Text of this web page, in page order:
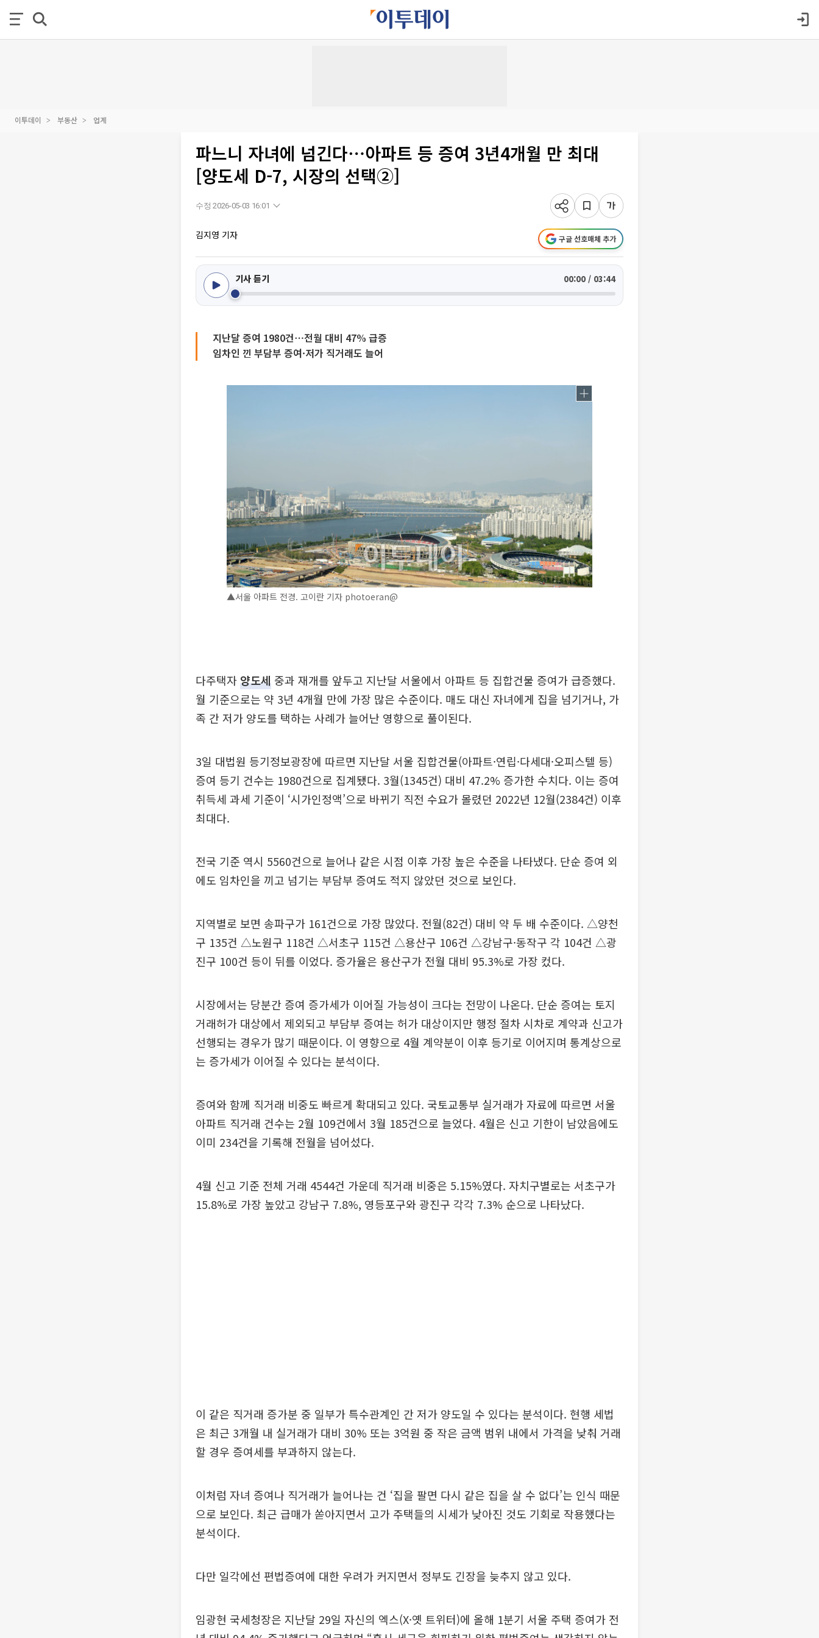
이투데이 부동산 업계
파느니 자녀에 넘긴다⋯아파트 등 증여 3년4개월 만 최대
[양도세 D-7, 시장의 선택②]
수정 2026-05-03 16:01
김지영 기자 구글 선호매체 추가
기사 듣기 00:00 / 03:44
지난달 증여 1980건⋯전월 대비 47% 급증
임차인 낀 부담부 증여·저가 직거래도 늘어
▲서울 아파트 전경. 고이란 기자 photoeran@
다주택자양도세 중과 재개를 앞두고 지난달 서울에서 아파트 등 집합건물 증여가 급증했다.
월 기준으로는 약 3년 4개월 만에 가장 많은 수준이다. 매도 대신 자녀에게 집을 넘기거나, 가
족 간 저가 양도를 택하는 사례가 늘어난 영향으로 풀이된다.
3일 대법원 등기정보광장에 따르면 지난달 서울 집합건물(아파트·연립·다세대·오피스텔 등)
증여 등기 건수는 1980건으로 집계됐다. 3월(1345건) 대비 47.2% 증가한 수치다. 이는 증여
취득세 과세 기준이 ‘시가인정액’으로 바뀌기 직전 수요가 몰렸던 2022년 12월(2384건) 이후
최대다.
전국 기준 역시 5560건으로 늘어나 같은 시점 이후 가장 높은 수준을 나타냈다. 단순 증여 외
에도 임차인을 끼고 넘기는 부담부 증여도 적지 않았던 것으로 보인다.
지역별로 보면 송파구가 161건으로 가장 많았다. 전월(82건) 대비 약 두 배 수준이다. △양천
구 135건 △노원구 118건 △서초구 115건 △용산구 106건 △강남구·동작구 각 104건 △광
진구 100건 등이 뒤를 이었다. 증가율은 용산구가 전월 대비 95.3%로 가장 컸다.
시장에서는 당분간 증여 증가세가 이어질 가능성이 크다는 전망이 나온다. 단순 증여는 토지
거래허가 대상에서 제외되고 부담부 증여는 허가 대상이지만 행정 절차 시차로 계약과 신고가
선행되는 경우가 많기 때문이다. 이 영향으로 4월 계약분이 이후 등기로 이어지며 통계상으로
는 증가세가 이어질 수 있다는 분석이다.
증여와 함께 직거래 비중도 빠르게 확대되고 있다. 국토교통부 실거래가 자료에 따르면 서울
아파트 직거래 건수는 2월 109건에서 3월 185건으로 늘었다. 4월은 신고 기한이 남았음에도
이미 234건을 기록해 전월을 넘어섰다.
4월 신고 기준 전체 거래 4544건 가운데 직거래 비중은 5.15%였다. 자치구별로는 서초구가
15.8%로 가장 높았고 강남구 7.8%, 영등포구와 광진구 각각 7.3% 순으로 나타났다.
이 같은 직거래 증가분 중 일부가 특수관계인 간 저가 양도일 수 있다는 분석이다. 현행 세법
은 최근 3개월 내 실거래가 대비 30% 또는 3억원 중 작은 금액 범위 내에서 가격을 낮춰 거래
할 경우 증여세를 부과하지 않는다.
이처럼 자녀 증여나 직거래가 늘어나는 건 ‘집을 팔면 다시 같은 집을 살 수 없다’는 인식 때문
으로 보인다. 최근 급매가 쏟아지면서 고가 주택들의 시세가 낮아진 것도 기회로 작용했다는
분석이다.
다만 일각에선 편법증여에 대한 우려가 커지면서 정부도 긴장을 늦추지 않고 있다.
임광현 국세청장은 지난달 29일 자신의 엑스(X·옛 트위터)에 올해 1분기 서울 주택 증여가 전